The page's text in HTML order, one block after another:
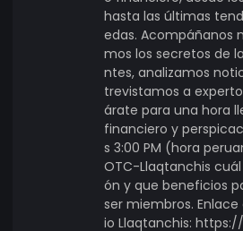
informadas. 2. Seguridad: La Inteligencia Artificial
puede ayudarnos a detectar
fraudes y actividades
plataforma. Mediante
podemos analizar el
usuarios y alertar sobre
Inteligencia Artificial,
Sistemas de implementación
maquetación y desarrollo de
hasta las últimas
edas. Acompáñanos
mos los secretos de
ntes, analizamos
trevistamos a
árate para una hora
financiero y
s 3:00 PM (hora
OTC-Llaqtanchis
ón y que beneficios
ser miembros.
io Llaqtanchis: